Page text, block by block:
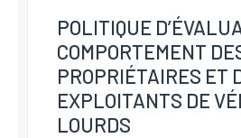
POLITIQUE
COMPORTEMENT
PROPRIÉTAIRES ET
EXPLOITANTS DE
LOURDS